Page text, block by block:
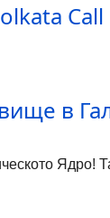
в
Ядро!